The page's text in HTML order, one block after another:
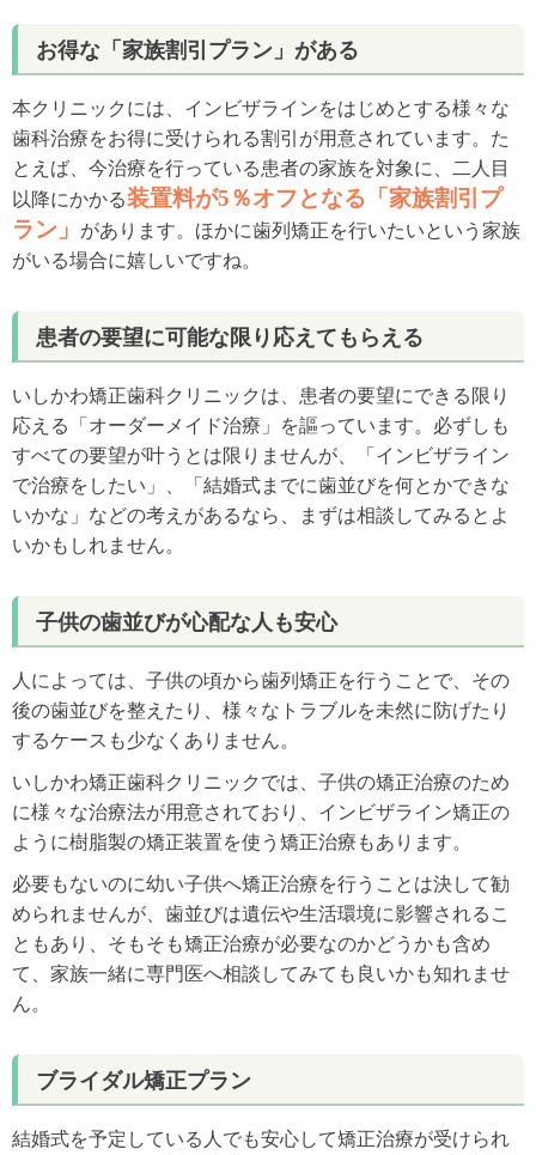
お得な「家族割引プラン」がある
本クリニックには、インビザラインをはじめとする様々な
歯科治療をお得に受けられる割引が用意されています。た
とえば、今治療を行っている患者の家族を対象に、二人目
以降にかかる装置料が5％オフとなる「家族割引プ
ラン」
があります。ほかに歯列矯正を行いたいという家族
がいる場合に嬉しいですね。
患者の要望に可能な限り応えてもらえる
いしかわ矯正歯科クリニックは、患者の要望にできる限り
応える「オーダーメイド治療」を謳っています。必ずしも
すべての要望が叶うとは限りませんが、「インビザライン
で治療をしたい」、「結婚式までに歯並びを何とかできな
いかな」などの考えがあるなら、まずは相談してみるとよ
いかもしれません。
子供の歯並びが心配な人も安心
人によっては、子供の頃から歯列矯正を行うことで、その
後の歯並びを整えたり、様々なトラブルを未然に防げたり
するケースも少なくありません。
いしかわ矯正歯科クリニックでは、子供の矯正治療のため
に様々な治療法が用意されており、インビザライン矯正の
ように樹脂製の矯正装置を使う矯正治療もあります。
必要もないのに幼い子供へ矯正治療を行うことは決して勧
められませんが、歯並びは遺伝や生活環境に影響されるこ
ともあり、そもそも矯正治療が必要なのかどうかも含め
て、家族一緒に専門医へ相談してみても良いかも知れませ
ん。
ブライダル矯正プラン
結婚式を予定している人でも安心して矯正治療が受けられ